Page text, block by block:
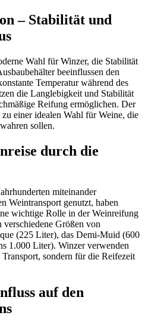
– Stabilität und
Wahl für Winzer, die Stabilität
beeinflussen den
Temperatur während des
die Langlebigkeit und Stabilität
Reifung ermöglichen. Der
einer idealen Wahl für Weine, die
sollen.
durch die
miteinander
Weintransport genutzt, haben
wichtige Rolle in der Weinreifung
verschiedene Größen von
(225 Liter), das Demi-Muid (600
1.000 Liter). Winzer verwenden
sondern für die Reifezeit
auf den